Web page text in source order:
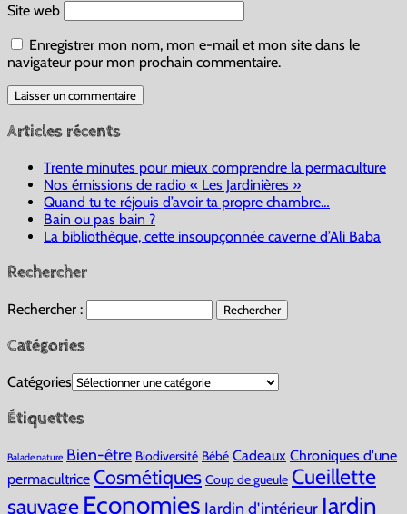
Site web
Enregistrer mon nom, mon e-mail et mon site dans le
navigateur pour mon prochain commentaire.
Articles récents
Trente minutes pour mieux comprendre la permaculture
Nos émissions de radio « Les Jardinières »
Quand tu te réjouis d’avoir ta propre chambre…
Bain ou pas bain ?
La bibliothèque, cette insoupçonnée caverne d’Ali Baba
Rechercher
Rechercher :
Catégories
Catégories
Étiquettes
Balade nature Bien-être Biodiversité Bébé Cadeaux Chroniques d'une
permacultrice Cosmétiques Coup de gueule Cueillette
sauvage Economies Jardin d'intérieur Jardin